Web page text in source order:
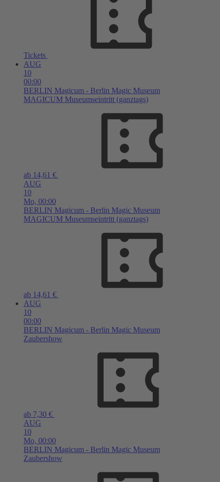
Tickets
AUG
10
00:00
BERLIN Magicum - Berlin Magic Museum
MAGICUM Museumseintritt (ganztags)
ab 14,61 €
AUG
10
Mo, 00:00
BERLIN Magicum - Berlin Magic Museum
MAGICUM Museumseintritt (ganztags)
ab 14,61 €
AUG
10
00:00
BERLIN Magicum - Berlin Magic Museum
Zaubershow
ab 7,30 €
AUG
10
Mo, 00:00
BERLIN Magicum - Berlin Magic Museum
Zaubershow